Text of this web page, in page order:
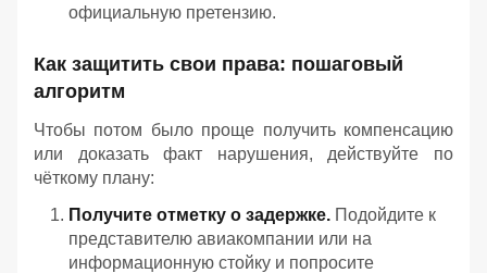
официальную претензию.
Как защитить свои права: пошаговый
алгоритм
Чтобы потом было проще получить компенсацию
или доказать факт нарушения, действуйте по
чёткому плану:
Получите отметку о задержке. Подойдите к
представителю авиакомпании или на
информационную стойку и попросите